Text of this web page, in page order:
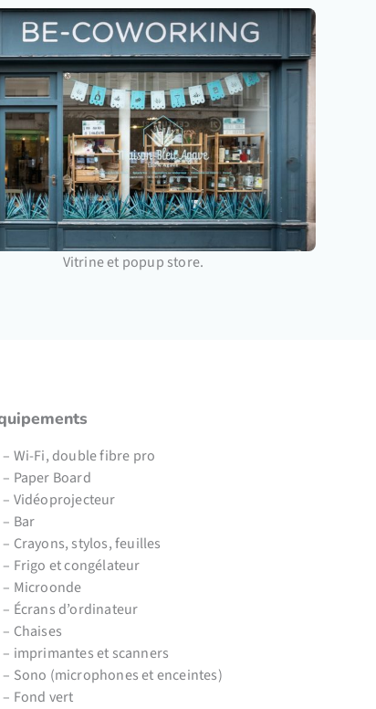
Vitrine et popup store.
– Wi-Fi, double fibre pro
– Paper Board
– Vidéoprojecteur
– Bar
– Crayons, stylos, feuilles
– Frigo et congélateur
– Microonde
– Écrans d’ordinateur
– Chaises
– imprimantes et scanners
– Sono (microphones et enceintes)
– Fond vert